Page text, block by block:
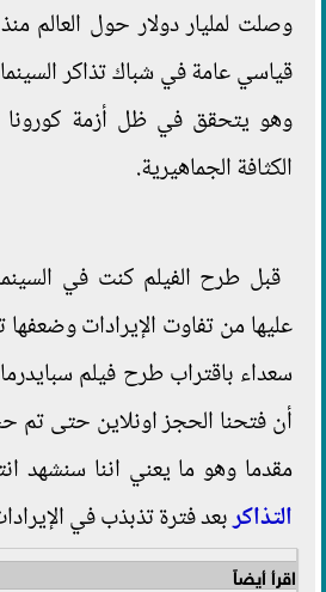
وصلت لمليار دولار حول العالم
قياسي عامة في شباك تذاكر
وهو يتحقق في ظل أزمة كورونا
الكثافة الجماهيرية.
قبل طرح الفيلم كنت في
عليها من تفاوت الإيرادات وضعفها
سعداء باقتراب طرح فيلم
أن فتحنا الحجز اونلاين حتى تم
مقدما وهو ما يعني اننا سنشهد
التذاكربعد فترة تذبذب في
اقرأ أيضاً